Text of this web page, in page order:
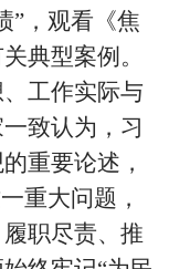
” ， 观看《焦
关典型案例。
工作实际与
致认为，习
重要论述，
重大问题，
职尽责、推